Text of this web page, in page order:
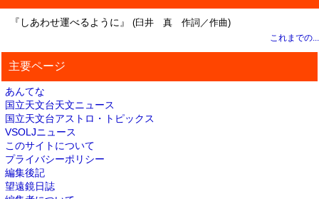
『しあわせ運べるように』 (臼井 真 作詞／作曲)
これまでの...
主要ページ
あんてな
国立天文台天文ニュース
国立天文台アストロ・トピックス
VSOLJニュース
このサイトについて
プライバシーポリシー
編集後記
望遠鏡日誌